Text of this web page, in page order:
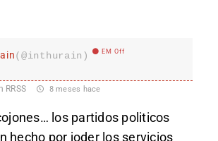
(@inthurain) EM Off
RRSS 8 meses hace
los partidos politicos
hecho por joder los servicios